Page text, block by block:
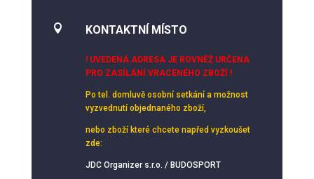
 KONTAKTNÍ MÍSTO
! UVEDENÁ ADRESA JE ROVNĚŽ URČENA
PRO ZASÍLÁNÍ VRACENÉHO ZBOŽÍ !
Po tel. domluvě osobní setkánía možnost
vyzvednutí objednaného zboží,
nebo zboží které chcete napřed vyzkoušet
zde:
JDC Organizer s.r.o. / BUDOSPORT